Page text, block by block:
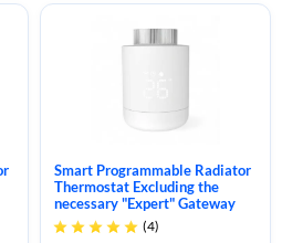
Smart Programmable Radiator
Thermostat Excluding the
necessary "Expert" Gateway
     (4)